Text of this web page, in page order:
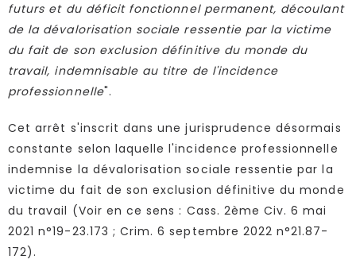
futurs et du déficit fonctionnel permanent, découlant
de la dévalorisation sociale ressentie par la victime
du fait de son exclusion définitive du monde du
travail, indemnisable au titre de l'incidence
professionnelle".
Cet arrêt s'inscrit dans une jurisprudence désormais
constante selon laquelle l'incidence professionnelle
indemnise la dévalorisation sociale ressentie par la
victime du fait de son exclusion définitive du monde
du travail (Voir en ce sens : Cass. 2ème Civ. 6 mai
2021 n°19-23.173 ; Crim. 6 septembre 2022 n°21.87-
172).